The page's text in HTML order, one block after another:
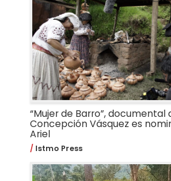
“Mujer de Barro”, documental
Concepción Vásquez es
Ariel
Istmo Press